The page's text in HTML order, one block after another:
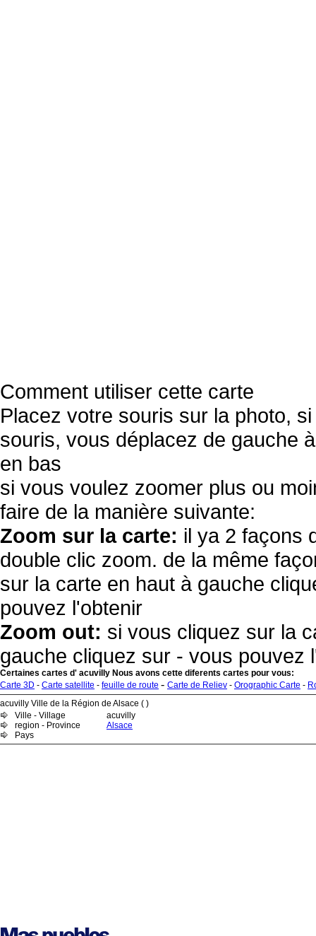
Comment utiliser cette carte
Placez votre souris sur la photo,
souris, vous déplacez de gauche
en bas
si vous voulez zoomer plus ou
faire de la manière suivante:
Zoom sur la carte: il ya 2 façons
double clic zoom. de la même
sur la carte en haut à gauche
pouvez l'obtenir
Zoom out: si vous cliquez sur la
gauche cliquez sur - vous pouvez
Certaines cartes d' acuvilly Nous avons cette diferents cartes pour vous:
Carte 3D - Carte satellite - feuille de route - Carte de Reliev - Orographic Carte -
acuvilly Ville de la Région de Alsace ( )
Ville - Village
acuvilly
region - Province
Alsace
Pays